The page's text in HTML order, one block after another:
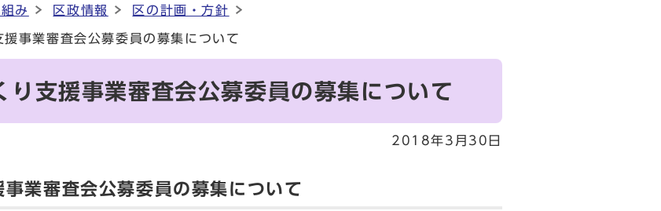
み 区政情報 区の計画・方針
事業審査会公募委員の募集について
り支援事業審査会公募委員の募集について
2018年3月30日
業審査会公募委員の募集について